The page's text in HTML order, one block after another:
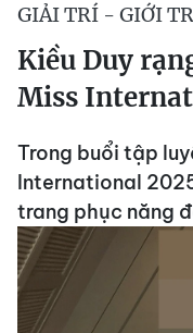
GIẢI TRÍ - GIỚI
Kiều Duy
Miss
Trong buổi tập
International
trang phục năng